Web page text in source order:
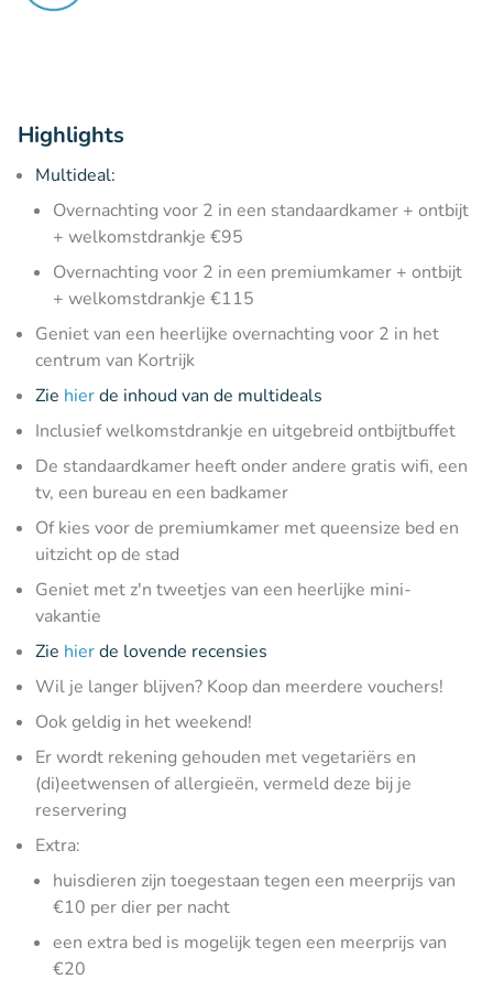
Highlights
Multideal:
Overnachting voor 2 in een standaardkamer + ontbijt
+ welkomstdrankje €95
Overnachting voor 2 in een premiumkamer + ontbijt
+ welkomstdrankje €115
Geniet van een heerlijke overnachting voor 2 in het
centrum van Kortrijk
Zie hierde inhoud van de multideals
Inclusief welkomstdrankje en uitgebreid ontbijtbuffet
De standaardkamer heeft onder andere gratis wifi, een
tv, een bureau en een badkamer
Of kies voor de premiumkamer met queensize bed en
uitzicht op de stad
Geniet met z'n tweetjes van een heerlijke mini-
vakantie
Zie hierde lovende recensies
Wil je langer blijven? Koop dan meerdere vouchers!
Ook geldig in het weekend!
Er wordt rekening gehouden met vegetariërs en
(di)eetwensen of allergieën, vermeld deze bij je
reservering
Extra:
huisdieren zijn toegestaan tegen een meerprijs van
€10 per dier per nacht
een extra bed is mogelijk tegen een meerprijs van
€20